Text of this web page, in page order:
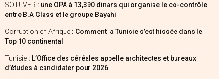
SOTUVER : une OPA à 13,390 dinars qui organise le co-contrôle
entre B.A Glass et le groupe Bayahi
Corruption en Afrique : Comment la Tunisie s’est hissée dans le
Top 10 continental
Tunisie : L’Office des céréales appelle architectes et bureaux
d’études à candidater pour 2026